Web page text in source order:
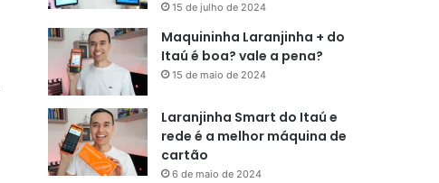
15 de julho de 2024
Maquininha Laranjinha + do
Itaú é boa? vale a pena?
15 de maio de 2024
Laranjinha Smart do Itaú e
rede é a melhor máquina de
cartão
6 de maio de 2024